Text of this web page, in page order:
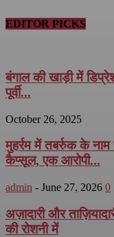
EDITOR PICKS
बंगाल की खाड़ी में
पूर्वी...
October 26, 2025
मुहर्रम में तबर्रुक के नाम
कैप्सूल, एक आरोपी...
admin - June 27, 2026 0
अज़ादारी और
की रोशनी में